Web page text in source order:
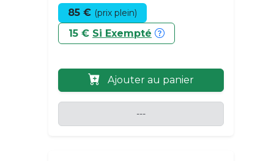
85 € (prix plein)
15 € Si Exempté
Ajouter au panier
---